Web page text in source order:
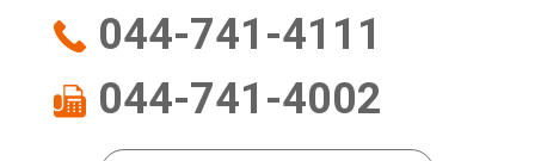
044-741-4111
044-741-4002